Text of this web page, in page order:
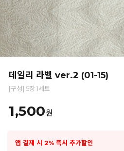
데일리 라벨 ver.2 (01-15)
[구성] 5장 1세트
1,500원
앱 결제 시 2% 즉시 추가할인